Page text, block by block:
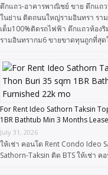
ตึกแถว-อาคารพาณิชย์ ขาย ตึกแถ
ในย่าน ติดถนนใหญ่รามอินทรา รา
เต็ม100%ติดรถไฟฟ้า ตึกแถวห้อ
รามอินทรากม6 ขายขาดทุนถูกที่สุ
For Rent Ideo Sathorn Taksin
1BR Bathtub Min 3 Months
July 31, 2026
ให้เช่า คอนโด Rent Condo Ideo
Sathorn-Taksin ติด BTS ให้เช่า ค